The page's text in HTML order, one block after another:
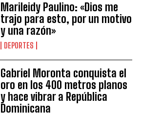
Marileidy Paulino: «Dios me
trajo para esto, por un motivo
y una razón»
DEPORTES
Gabriel Moronta conquista el
oro en los 400 metros planos
y hace vibrar a República
Dominicana